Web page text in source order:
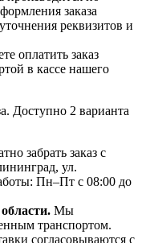
заказа
реквизитов и
оплатить заказ
в кассе нашего
Доступно 2 варианта
забрать заказ с
ул.
Пн–Пт с 08:00 до
Мы
транспортом.
согласовываются с